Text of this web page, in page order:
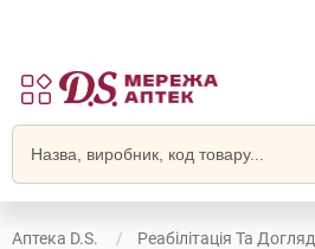
Аптека D.S.
Реабілітація Та Догляд